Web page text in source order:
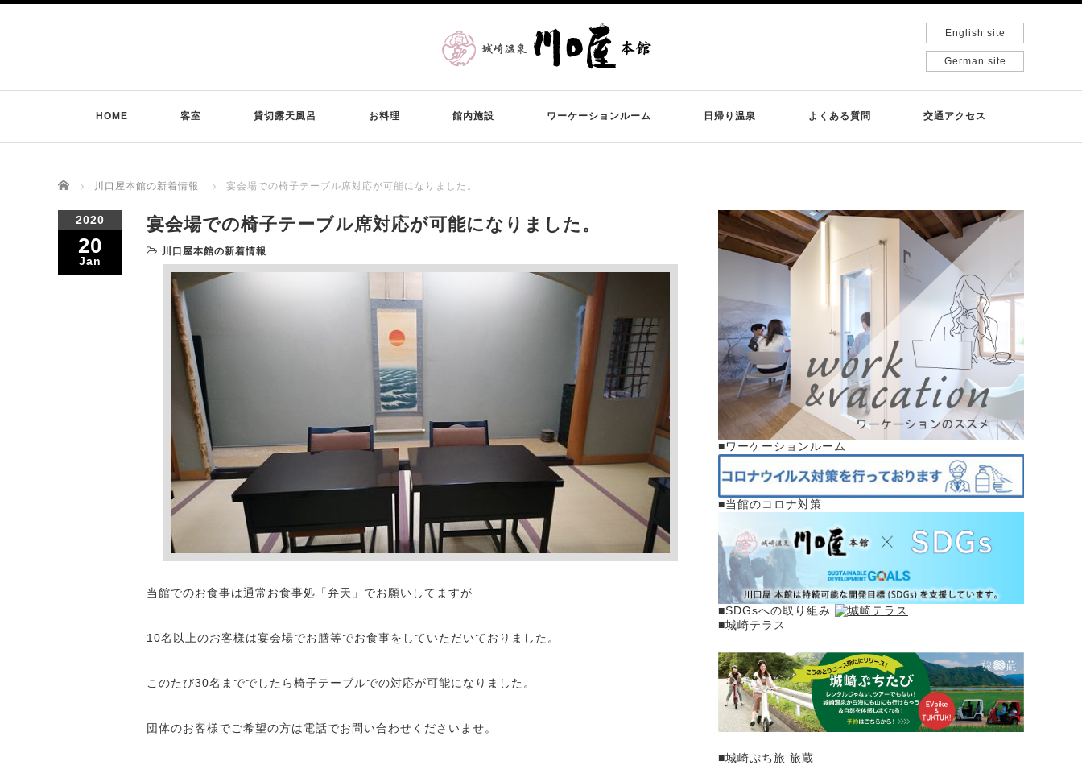
HOME 客室 貸切露天風呂 お料理 館内施設 ワーケーションルーム 日帰り温泉 よくある質問 交通アクセス
English site
German site
Home 川口屋本館の新着情報 宴会場での椅子テーブル席対応が可能になりました。
2020
20
Jan
宴会場での椅子テーブル席対応が可能になりました。
川口屋本館の新着情報
当館でのお食事は通常お食事処「弁天」でお願いしてますが
10名以上のお客様は宴会場でお膳等でお食事をしていただいておりました。
このたび30名まででしたら椅子テーブルでの対応が可能になりました。
団体のお客様でご希望の方は電話でお問い合わせくださいませ。
■ワーケーションルーム
■当館のコロナ対策
■SDGsへの取り組み
■城崎テラス
■城崎ぷち旅 旅蔵